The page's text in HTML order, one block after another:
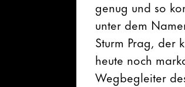
genug und so
unter dem
Sturm Prag, der
heute noch
Wegbegleiter